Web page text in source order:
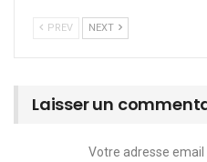
PREV NEXT
Laisser un
Votre adresse email